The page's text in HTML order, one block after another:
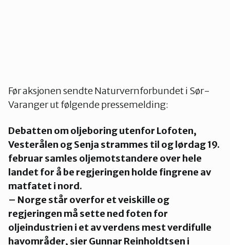
Før aksjonen sendte Naturvernforbundet i Sør-
Varanger ut følgende pressemelding:
Debatten om oljeboring utenfor Lofoten,
Vesterålen og Senja strammes til og lørdag 19.
februar samles oljemotstandere over hele
landet for å be regjeringen holde fingrene av
matfatet i nord.
– Norge står overfor et veiskille og
regjeringen må sette ned foten for
oljeindustrien i et av verdens mest verdifulle
havområder, sier Gunnar Reinholdtsen i